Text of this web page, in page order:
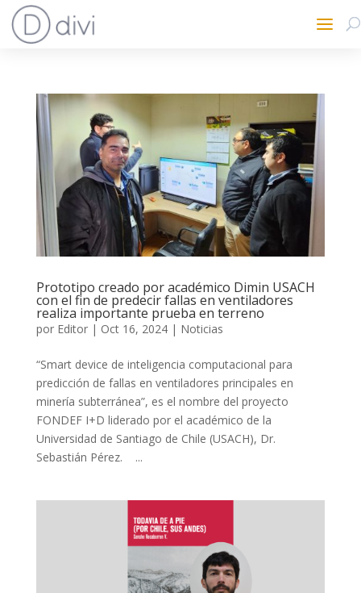
Prototipo creado por académico Dimin USACH
con el fin de predecir fallas en ventiladores
realiza importante prueba en terreno
por Editor| Oct 16, 2024| Noticias
“Smart device de inteligencia computacional para
predicción de fallas en ventiladores principales en
minería subterránea”, es el nombre del proyecto
FONDEF I+D liderado por el académico de la
Universidad de Santiago de Chile (USACH), Dr.
Sebastián Pérez. ...